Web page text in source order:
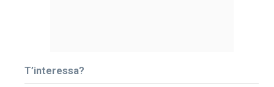
T’interessa?